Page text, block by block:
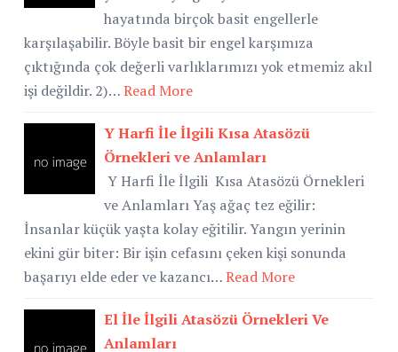
hayatında birçok basit engellerle
karşılaşabilir. Böyle basit bir engel karşımıza
çıktığında çok değerli varlıklarımızı yok etmemiz akıl
işi değildir. 2)…Read More
Y Harfi İle İlgili Kısa Atasözü
Örnekleri ve Anlamları
Y Harfi İle İlgili Kısa Atasözü Örnekleri
ve Anlamları Yaş ağaç tez eğilir:
İnsanlar küçük yaşta kolay eğitilir. Yangın yerinin
ekini gür biter: Bir işin cefasını çeken kişi sonunda
başarıyı elde eder ve kazancı…Read More
El İle İlgili Atasözü Örnekleri Ve
Anlamları